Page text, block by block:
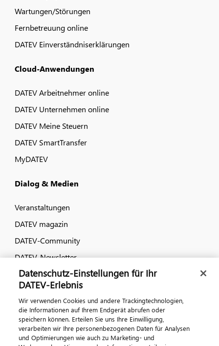
Wartungen/Störungen
Fernbetreuung online
DATEV Einverständniserklärungen
Cloud-Anwendungen
DATEV Arbeitnehmer online
DATEV Unternehmen online
DATEV Meine Steuern
DATEV SmartTransfer
MyDATEV
Dialog & Medien
Veranstaltungen
DATEV magazin
DATEV-Community
DATEV-Newsletter
Kontaktieren Sie uns
Datenschutz-Einstellungen für Ihr
DATEV-Erlebnis
Wir verwenden Cookies und andere Trackingtechnologien,
die Informationen auf Ihrem Endgerät abrufen oder
speichern können. Erteilen Sie uns Ihre Einwilligung,
verarbeiten wir Ihre personenbezogenen Daten für Analysen
und Optimierungen wie auch zu Marketing- und